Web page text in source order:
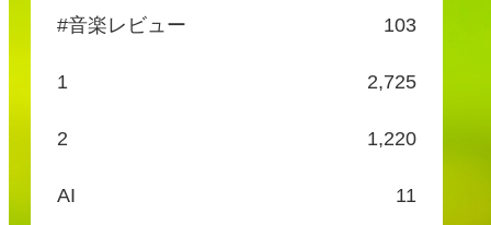
#音楽レビュー 103
1 2,725
2 1,220
AI 11